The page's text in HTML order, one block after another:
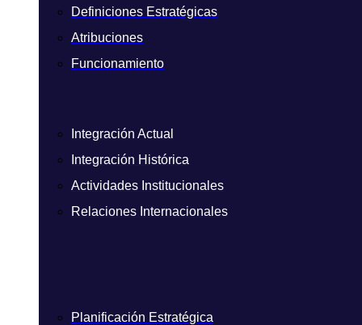
Definiciones Estratégicas
Atribuciones
Funcionamiento
Integración Actual
Integración Histórica
Actividades Institucionales
Relaciones Internacionales
Planificación Estratégica